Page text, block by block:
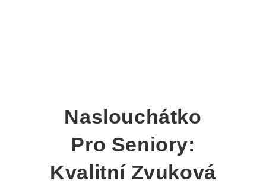
Naslouchátko
Pro Seniory:
Kvalitní Zvuková